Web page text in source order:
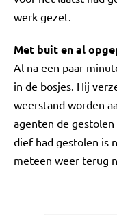
werk gezet.
Met buit en al
Al na een paar
in de bosjes. Hij
weerstand worden
agenten de
dief had gestolen is
meteen weer terug